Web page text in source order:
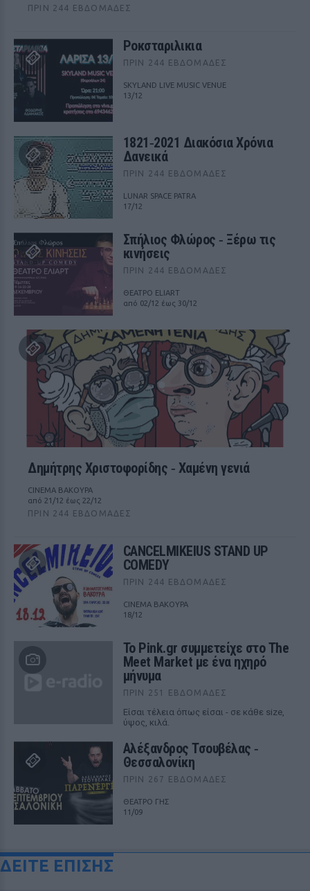
ΠΡΙΝ 244 ΕΒΔΟΜΆΔΕΣ
Ροκσταριλικια
ΠΡΙΝ 244 ΕΒΔΟΜΆΔΕΣ
SKYLAND LIVE MUSIC VENUE
13/12
1821‑2021 Διακόσια Χρόνια
Δανεικά
ΠΡΙΝ 244 ΕΒΔΟΜΆΔΕΣ
LUNAR SPACE PATRA
17/12
Σπήλιος Φλώρος ‑ Ξέρω τις
κινήσεις
ΠΡΙΝ 244 ΕΒΔΟΜΆΔΕΣ
ΘΕΑΤΡΟ ELIART
από 02/12 έως 30/12
Δημήτρης Χριστοφορίδης ‑ Χαμένη γενιά
CINEMA ΒΑΚΟΥΡΑ
από 21/12 έως 22/12
ΠΡΙΝ 244 ΕΒΔΟΜΆΔΕΣ
CANCELMIKEIUS STAND UP
COMEDY
ΠΡΙΝ 244 ΕΒΔΟΜΆΔΕΣ
CINEMA ΒΑΚΟΥΡΑ
18/12
Το Pink.gr συμμετείχε στο The
Meet Market με ένα ηχηρό
μήνυμα
ΠΡΙΝ 251 ΕΒΔΟΜΆΔΕΣ
Είσαι τέλεια όπως είσαι - σε κάθε size,
ύψος, κιλά.
Αλέξανδρος Τσουβέλας ‑
Θεσσαλονίκη
ΠΡΙΝ 267 ΕΒΔΟΜΆΔΕΣ
ΘΕΑΤΡΟ ΓΗΣ
11/09
ΔΕΙΤΕ ΕΠΙΣΗΣ